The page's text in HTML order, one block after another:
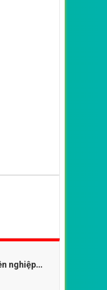
nghiệp